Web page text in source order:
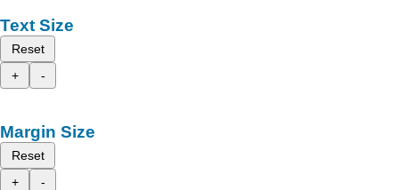
Text Size
Reset
+
-
Margin Size
Reset
+
-